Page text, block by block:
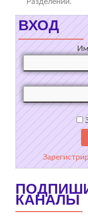
ВХОД
КАНАЛЫ